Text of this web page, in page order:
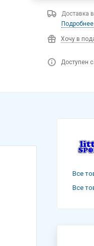
Доставка в
Подробнее
Хочу в
Доступен
Все
Все